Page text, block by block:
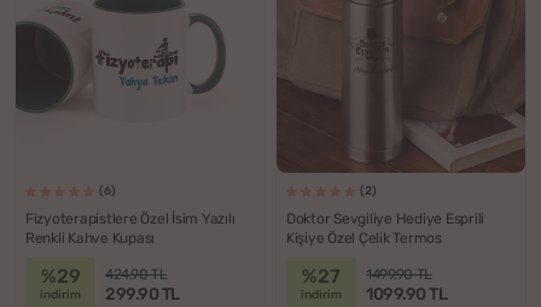
(6)
Fizyoterapistlere Özel İsim Yazılı
Renkli Kahve Kupası
%29
indirim
424.90 TL
299.90 TL
(2)
Doktor Sevgiliye Hediye Esprili
Kişiye Özel Çelik Termos
%27
indirim
1499.90 TL
1099.90 TL